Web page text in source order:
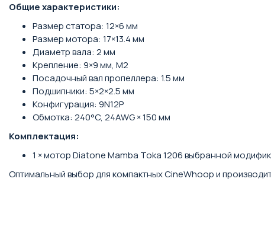
Общие характеристики:
Размер статора: 12×6 мм
Размер мотора: 17×13.4 мм
Диаметр вала: 2 мм
Крепление: 9×9 мм, M2
Посадочный вал пропеллера: 1.5 мм
Подшипники: 5×2×2.5 мм
Конфигурация: 9N12P
Обмотка: 240°C, 24AWG × 150 мм
Комплектация:
1 × мотор Diatone Mamba Toka 1206 выбранной
Оптимальный выбор для компактных CineWhoop и